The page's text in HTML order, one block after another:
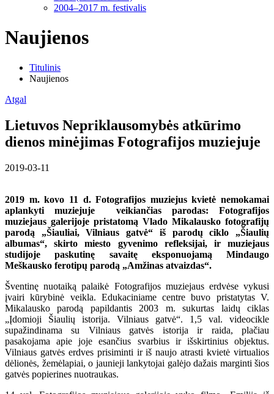
2004–2017 m. festivalis
Naujienos
Titulinis
Naujienos
Atgal
Lietuvos Nepriklausomybės atkūrimo
dienos minėjimas Fotografijos muziejuje
2019-03-11
2019 m. kovo 11 d. Fotografijos muziejus kvietė nemokamai
aplankyti muziejuje veikiančias parodas: Fotografijos
muziejaus galerijoje pristatomą Vlado Mikalausko fotografijų
parodą „Šiauliai, Vilniaus gatvė“ iš parodų ciklo „Šiaulių
albumas“, skirto miesto gyvenimo refleksijai, ir muziejaus
studijoje paskutinę savaitę eksponuojamą Mindaugo
Meškausko ferotipų parodą „Amžinas atvaizdas“.
Šventinę nuotaiką palaikė Fotografijos muziejaus erdvėse vykusi
įvairi kūrybinė veikla. Edukaciniame centre buvo pristatytas V.
Mikalausko parodą papildantis 2003 m. sukurtas laidų ciklas
„Įdomioji Šiaulių istorija. Vilniaus gatvė“. 1,5 val. videocikle
supažindinama su Vilniaus gatvės istorija ir raida, plačiau
pasakojama apie joje esančius svarbius ir išskirtinius objektus.
Vilniaus gatvės erdves prisiminti ir iš naujo atrasti kvietė virtualios
dėlionės, žemėlapiai, o jaunieji lankytojai galėjo dažais marginti šios
gatvės popierines nuotraukas.